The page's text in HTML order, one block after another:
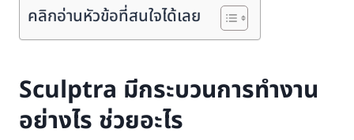
คลิกอ่านหัวข้อที่สนใจได้เลย
Sculptra มีกระบวนการทำงาน
อย่างไร ช่วยอะไร